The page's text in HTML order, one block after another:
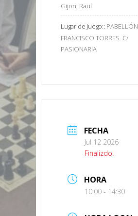
Gijon, Raul
Lugar de Juego:: PABELLÓN
FRANCISCO TORRES. C/
PASIONARIA
FECHA
Jul 12 2026
Finalizdo!
HORA
10:00 - 14:30